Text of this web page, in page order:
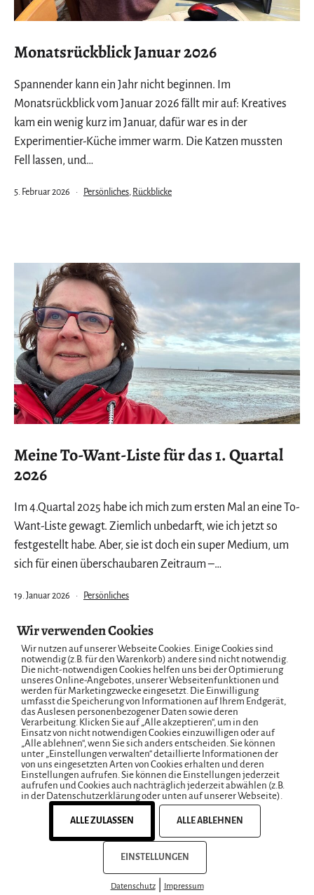
Monatsrückblick Januar 2026
Spannender kann ein Jahr nicht beginnen. Im
Monatsrückblick vom Januar 2026 fällt mir auf: Kreatives
kam ein wenig kurz im Januar, dafür war es in der
Experimentier-Küche immer warm. Die Katzen mussten
Fell lassen, und…
Veröffentlicht
5. Februar 2026
Kategorisiert
Persönliches, Rückblicke
Meine To-Want-Liste für das 1. Quartal
2026
Im 4.Quartal 2025 habe ich mich zum ersten Mal an eine To-
Want-Liste gewagt. Ziemlich unbedarft, wie ich jetzt so
festgestellt habe. Aber, sie ist doch ein super Medium, um
sich für einen überschaubaren Zeitraum –…
Veröffentlicht
19. Januar 2026
Kategorisiert
Persönliches
Seitennummerierung
der
Beiträge
Neuere Ältere
Wir verwenden Cookies
Wir nutzen auf unserer Webseite Cookies. Einige Cookies sind
notwendig (z.B. für den Warenkorb) andere sind nicht notwendig.
Die nicht-notwendigen Cookies helfen uns bei der Optimierung
unseres Online-Angebotes, unserer Webseitenfunktionen und
werden für Marketingzwecke eingesetzt. Die Einwilligung
umfasst die Speicherung von Informationen auf Ihrem Endgerät,
das Auslesen personenbezogener Daten sowie deren
Verarbeitung. Klicken Sie auf „Alle akzeptieren“, um in den
Einsatz von nicht notwendigen Cookies einzuwilligen oder auf
„Alle ablehnen“, wenn Sie sich anders entscheiden. Sie können
unter „Einstellungen verwalten“ detaillierte Informationen der
von uns eingesetzten Arten von Cookies erhalten und deren
Einstellungen aufrufen. Sie können die Einstellungen jederzeit
aufrufen und Cookies auch nachträglich jederzeit abwählen (z.B.
in der Datenschutzerklärung oder unten auf unserer Webseite).
ALLE ZULASSEN ALLE ABLEHNEN
EINSTELLUNGEN
Datenschutz| Impressum